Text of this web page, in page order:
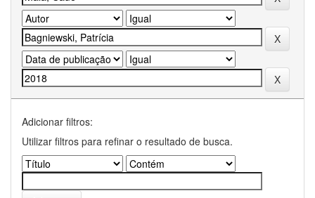
Adicionar filtros:
Utilizar filtros para refinar o resultado de busca.